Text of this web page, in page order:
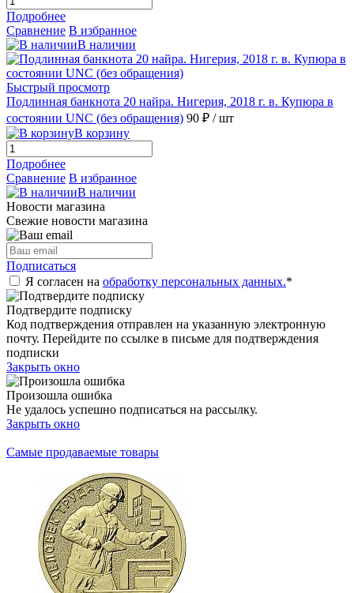
Подробнее
Сравнение В избранное
В наличии
Быстрый просмотр
Подлинная банкнота 20 найра. Нигерия, 2018 г. в. Купюра в
состоянии UNC (без обращения) 90 ₽ / шт
В корзину
Подробнее
Сравнение В избранное
В наличии
Новости магазина
Свежие новости магазина
Подписаться
Я согласен на обработку персональных данных.*
Подтвердите подписку
Код подтверждения отправлен на указанную электронную
почту. Перейдите по ссылке в письме для подтверждения
подписки
Закрыть окно
Произошла ошибка
Не удалось успешно подписаться на рассылку.
Закрыть окно
Самые продаваемые товары